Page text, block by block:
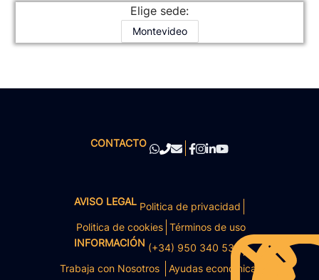
Elige sede:
Montevideo
CONTACTO
AVISO LEGAL Politica de privacidad
Politica de cookies Términos de uso
INFORMACIÓN (+34) 950 340 531
Trabaja con Nosotros
Ayudas económicas